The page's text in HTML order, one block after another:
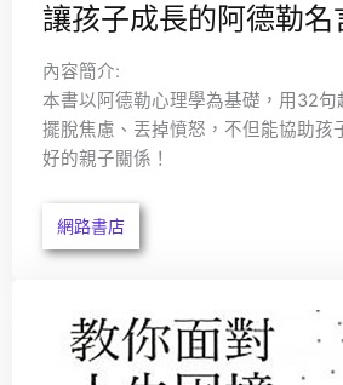
讓孩子成長的阿德勒名
內容簡介:
本書以阿德勒心理學為基礎，用32句
擺脫焦慮、丟掉憤怒，不但能協助孩
好的親子關係！
網路書店